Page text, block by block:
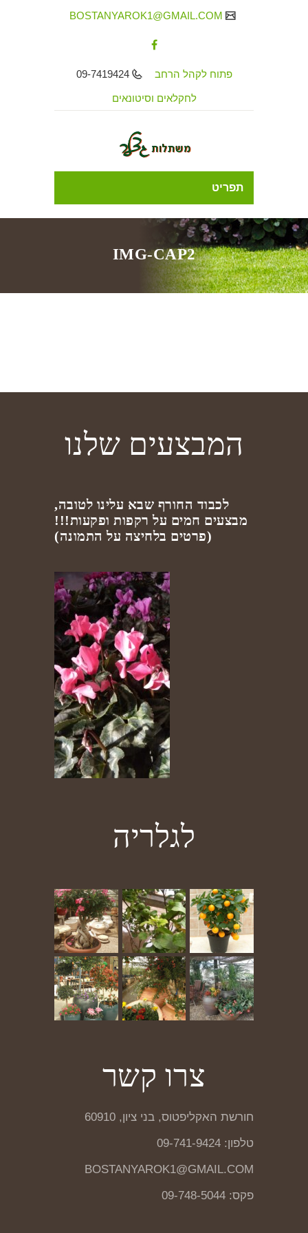
פתוח לקהל הרחב 09-7419424
לחקלאים וסיטונאים
תפריט
IMG-CAP2
המבצעים שלנו
לכבוד החורף שבא עלינו לטובה,
מבצעים חמים על רקפות ופקעות!!!
(פרטים בלחיצה על התמונה)
לגלריה
צרו קשר
חורשת האקליפטוס, בני ציון, 60910
טלפון: 09-741-9424
BOSTANYAROK1@GMAIL.COM
פקס: 09-748-5044